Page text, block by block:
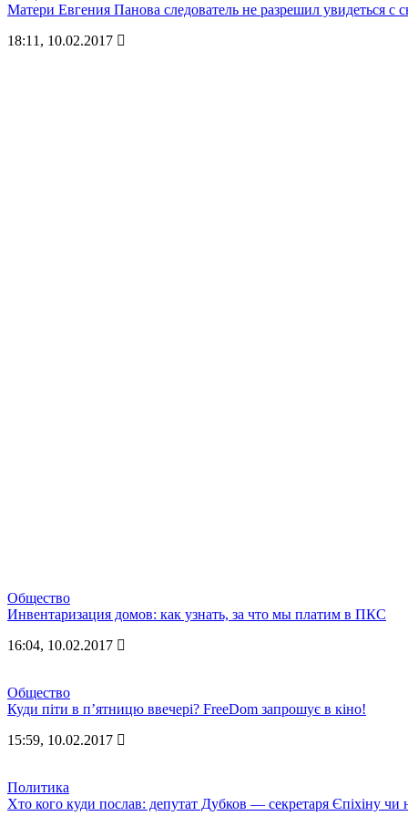
Матери Евгения Панова следователь не разрешил увидеться с
18:11, 10.02.2017
Общество
Инвентаризация домов: как узнать, за что мы платим в ПКС
16:04, 10.02.2017
Общество
Куди піти в п’ятницю ввечері? FreeDom запрошує в кіно!
15:59, 10.02.2017
Политика
Хто кого куди послав: депутат Дубков — секретаря Єпіхіну чи